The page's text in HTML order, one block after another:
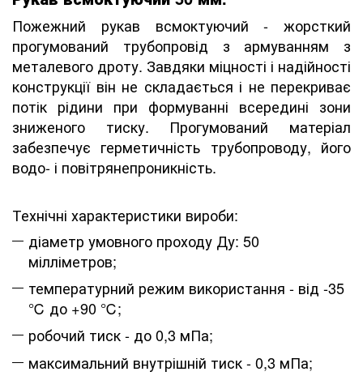
Пожежний рукав всмоктуючий - жорсткий
прогумований трубопровід з армуванням з
металевого дроту. Завдяки міцності і надійності
конструкції він не складається і не перекриває
потік рідини при формуванні всередині зони
зниженого тиску. Прогумований матеріал
забезпечує герметичність трубопроводу, його
водо- і повітрянепроникність.
Технічні характеристики вироби:
діаметр умовного проходу Ду: 50
мілліметров;
температурний режим використання - від -35
℃ до +90 ℃;
робочий тиск - до 0,3 мПа;
максимальний внутрішній тиск - 0,3 мПа;